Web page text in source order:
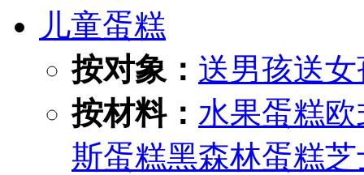
儿童蛋糕
按对象： 送男孩送女
按材料： 水果蛋糕
斯蛋糕黑森林蛋糕芝